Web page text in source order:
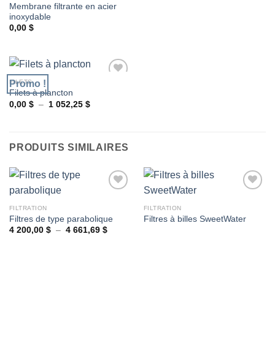
Ajouter
Membrane filtrante en acier
inoxydable
0,00 $
Promo !
FILETS
Filets à plancton
0,00 $ – 1 052,25 $Plage
1
052,25 $
PRODUITS SIMILAIRES
Ajouter
à la
FILTRATION
Filtres de type parabolique
4 200,00 $ – 4 661,69 $Plage
Ajouter
FILTRATION
Filtres à billes SweetWater